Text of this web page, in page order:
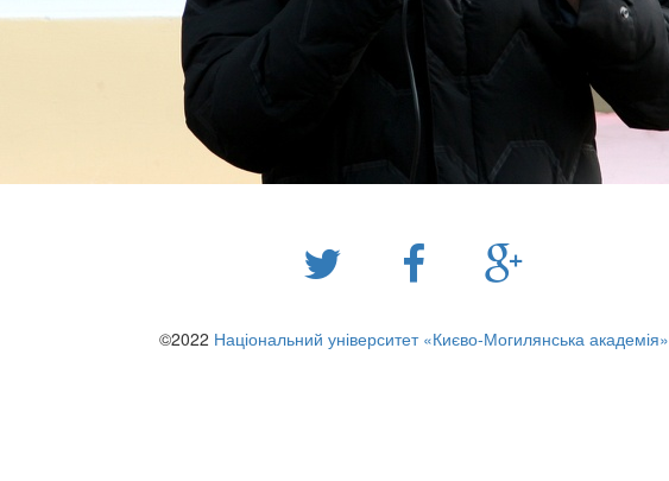
©2022 Національний університет «Києво-Могилянська академія»